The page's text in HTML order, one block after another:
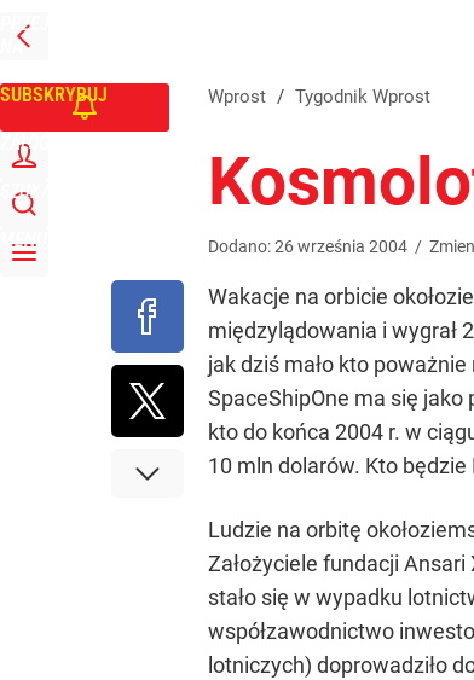
PRZEJDŹ
NA
GŁÓWNĄ
SUBSKRYBUJ
ZALOGUJ
SZUKAJ
MENU
Wprost / Tygodnik Wprost
Dodano:26września 2004 /
Wakacje na orbicie
międzylądowania i wygrał
jak dziś mało kto
SpaceShipOne ma się
kto do końca 2004 r. w
10 mln dolarów. Kto
Ludzie na orbitę
Założyciele fundacji
stało się w wypadku
współzawodnictwo
lotniczych) doprowadziło